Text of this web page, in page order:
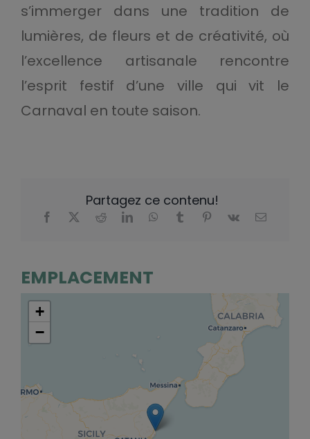
s’immerger dans une tradition de
lumières, de fleurs et de créativité, où
l’excellence artisanale rencontre
l’esprit festif d’une ville qui vit le
Carnaval en toute saison.
Partagez ce contenu!
EMPLACEMENT
+
−